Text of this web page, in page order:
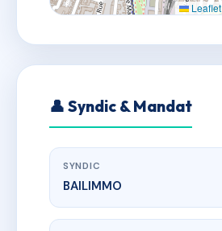
Leaflet
👤 Syndic & Mandat
SYNDIC
BAILIMMO